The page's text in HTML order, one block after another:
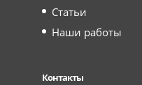
Статьи
Наши работы
Контакты